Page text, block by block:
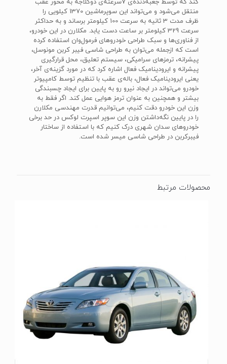
کند که توسط جعبه‌دنده‌ی 7سرعته‌ی دوکلاجه به محور عقب
منتقل می‌شود و می‌تواند این سوپرماشین 1370 کیلویی را
ظرف مدت 3 ثانیه به سرعت 100 کیلومتر برساند و به حداکثر
سرعت 329 کیلومتر بر ساعت دست یابد. مکلارن در این خودرو،
از فناوری‌ها و سبک طراحی خودروهای فرمول‌وان استفاده کرده
است که ازجمله می‌توان به طراحی شاسی فیبر کربن مونوسل،
پیشرانه، ترمزهای سرامیکی، سیستم تعلیق، محل قرارگیری
پیشرانه و ایرودینامیک فعال اشاره کرد که در مورد گزینه‌ی آخر،
یعنی ایرودینامیک فعال، باله‌ی عقب با تنظیم توسط کامپیوتر
خودرو می‌تواند در ایجاد نیرو رو به پایین برای ایجاد چسبندگی
بیشتر و همچنین به عنوان ترمز هوایی عمل کند. اگر فقط به
وزن این خودرو دقت کنیم، می‌توانیم قدرت مهندسی مکلارن
را در پایین نگه‌داشتن وزن این سوپر اسپرت لوکس در حد برخی
خودرو‌های سدان شهری درک کنیم که با استفاده از ساختار
فیبرکربن در طراحی شاسی میسر شده است.
محصولات مرتبط